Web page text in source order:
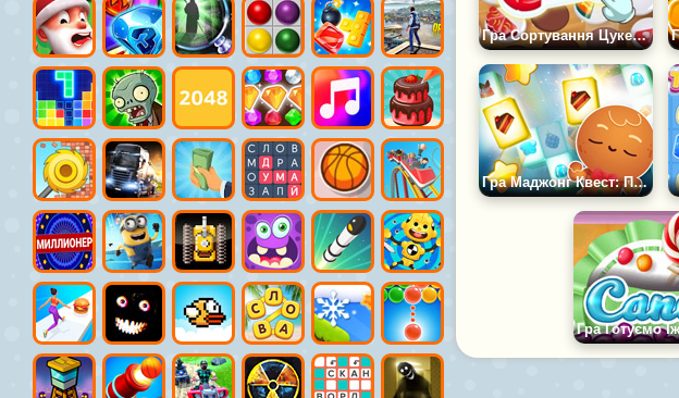
Гра Сортування Цукерок: Солодкі Головоломки
Гра Маджонг Квест: Пригоди в Країні Солодощів